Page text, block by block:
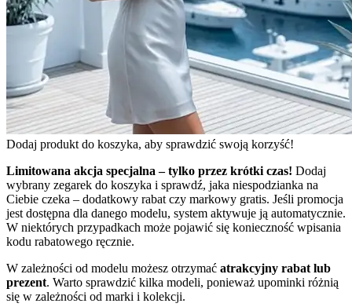
Dodaj produkt do koszyka, aby sprawdzić swoją korzyść!
Limitowana akcja specjalna – tylko przez krótki czas! Dodaj
wybrany zegarek do koszyka i sprawdź, jaka niespodzianka na
Ciebie czeka – dodatkowy rabat czy markowy gratis. Jeśli promocja
jest dostępna dla danego modelu, system aktywuje ją automatycznie.
W niektórych przypadkach może pojawić się konieczność wpisania
kodu rabatowego ręcznie.
W zależności od modelu możesz otrzymać atrakcyjny rabat lub
prezent. Warto sprawdzić kilka modeli, ponieważ upominki różnią
się w zależności od marki i kolekcji.